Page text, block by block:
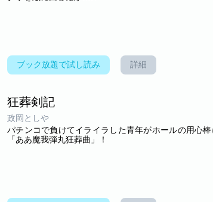
ブック放題で試し読み 詳細
狂葬剣記
政岡としや
パチンコで負けてイライラした青年がホールの用心
「ああ魔我弾丸狂葬曲」！